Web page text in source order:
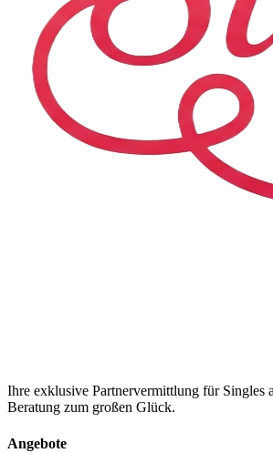
Ihre exklusive Partnervermittlung für Singles
Beratung zum großen Glück.
Angebote